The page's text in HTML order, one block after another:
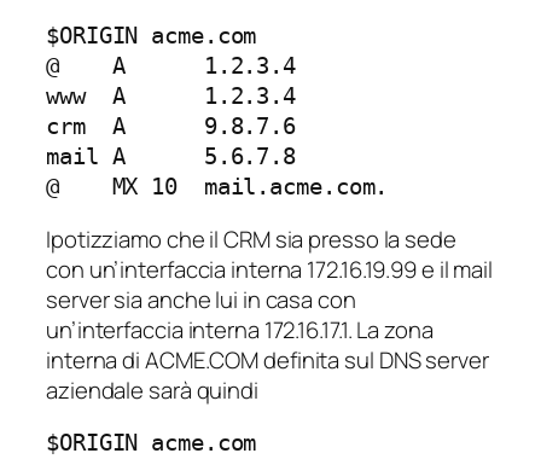
$ORIGIN acme.com
@    A      1.2.3.4
www  A      1.2.3.4
crm  A      9.8.7.6
mail A      5.6.7.8
@    MX 10  mail.acme.com.
Ipotizziamo che il CRM sia presso la sede
con un’interfaccia interna 172.16.19.99 e il mail
server sia anche lui in casa con
un’interfaccia interna 172.16.17.1. La zona
internadi ACME.COM definita sul DNS server
aziendale sarà quindi
$ORIGIN acme.com